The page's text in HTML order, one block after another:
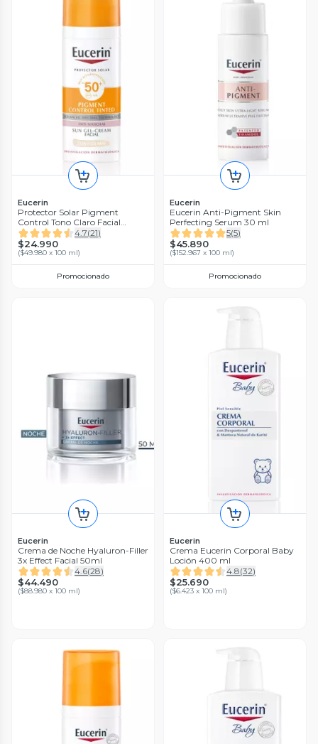
Eucerin
Protector Solar Pigment
Control Tono Claro Facial
FPS50+ 50ml4.7(21)
$24.990
($49.980 x 100 ml)
Promocionado
Eucerin
Eucerin Anti-Pigment Skin
Perfecting Serum 30 ml
5(5)
$45.890
($152.967 x 100 ml)
Promocionado
Eucerin
Crema de Noche Hyaluron-Filler
3x Effect Facial 50ml
4.6(28)
$44.490
($88.980 x 100 ml)
Eucerin
Crema Eucerin Corporal Baby
Loción 400 ml
4.8(32)
$25.690
($6.423 x 100 ml)